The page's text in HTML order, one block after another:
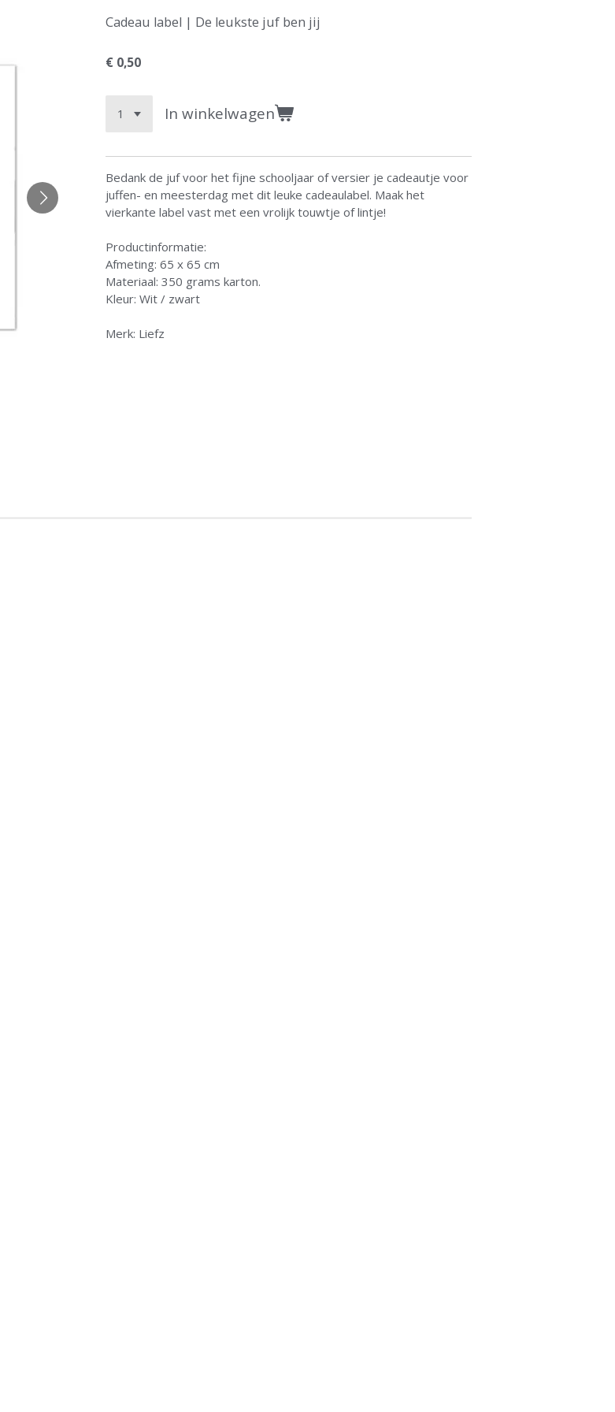
Cadeau label | De leukste juf ben jij
€ 0,50
In winkelwagen
Bedank de juf voor het fijne schooljaar of versier je cadeautje voor
juffen- en meesterdag met dit leuke cadeaulabel. Maak het
vierkante label vast met een vrolijk touwtje of lintje!
Productinformatie:
Afmeting: 65 x 65 cm
Materiaal: 350 grams karton.
Kleur: Wit / zwart
Merk: Liefz